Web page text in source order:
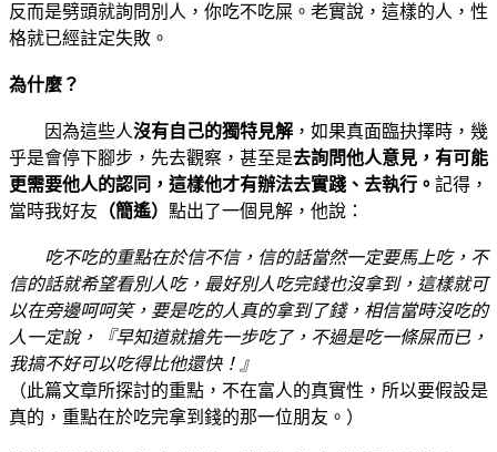
反而是劈頭就詢問別人，你吃不吃屎。老實說，這樣的人，性
格就已經註定失敗。
為什麼？
因為這些人沒有自己的獨特見解 ，如果真面臨抉擇時，幾
乎是會停下腳步，先去觀察，甚至是去詢問他人意見，有可能
更需要他人的認同，這樣他才有辦法去實踐、去執行。 記得，
當時我好友 （簡遙） 點出了一個見解，他說：
吃不吃的重點在於信不信，信的話當然一定要馬上吃，不
信的話就希望看別人吃，最好別人吃完錢也沒拿到，這樣就可
以在旁邊呵呵笑，要是吃的人真的拿到了錢，相信當時沒吃的
人一定說，『早知道就搶先一步吃了，不過是吃一條屎而已，
我搞不好可以吃得比他還快！』
（此篇文章所探討的重點，不在富人的真實性，所以要假設是
真的，重點在於吃完拿到錢的那一位朋友。）